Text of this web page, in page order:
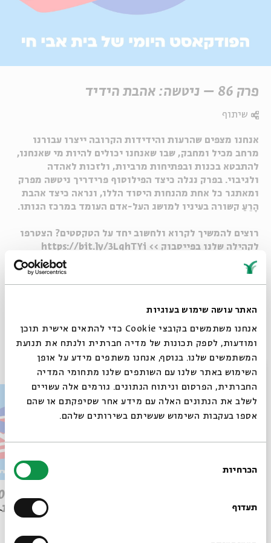
האתר עושה שימוש בעוגיות
אנחנו משתמשים בקובצי Cookie כדי להתאים אישית תוכן
ומודעות, לספק תכונות של מדיה חברתית ולנתח את תנועת
המשתמשים שלנו. בנוסף, אנחנו משתפים מידע על אופן
השימוש באתר שלנו עם השותפים שלנו מתחומי המדיה
החברתית, הפרסום וניתוח הנתונים. גורמים אלה עשויים
לשלב את הנתונים האלה עם מידע אחר שסיפקתם או שהם
אספו בעקבות השימוש שעשיתם בשירותים שלהם.
הסכמה
הכרחיות
תעדוף
פרק 86 – ניטשה: אהבת הידיד
אנחנו מצפים שהרעות והידידות הקרובה ייצרו עבורנו
מרחב מכיל ומחבק, שבו שאנחנו יכולים להיות מי שאנחנו,
להתבטא בכנות ובפתיחות מרביות, ולזכות לאהדה
ולגיבוי. בפרק נגלה כיצד הפילוסוף פרידריך ניטשה מפרק
ומאתגר כל אחת מהנחות היסוד הללו, ונראה כיצד אהבת
הָרֵעַ קשורה בעיניו למושג העל-אדם העומד במרכז הגותו.
רוצים להמשיך לקרוא ולחשוב יחד על הטקסטים? הצטרפו
לקהילה שלנו בפייסבוק >>
שיתוף
פרקים נוספים בסדרה
הִתְאַנַּף
לוהטת
סגור